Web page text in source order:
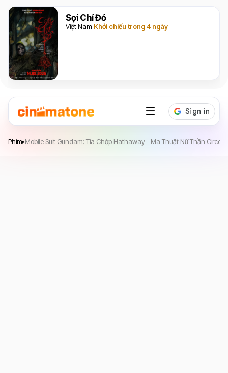
Sợi Chỉ Đỏ
Việt Nam Khởi chiếu trong 4 ngày
Thuật Nữ Thần Circe
Phim▸Mobile Suit Gundam: Tia Chớp Hathaway - Ma Thuật Nữ Thần Circe